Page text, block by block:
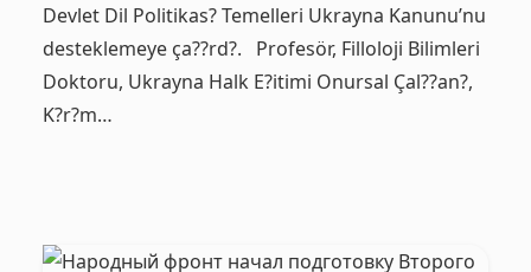
Devlet Dil Politikas? Temelleri Ukrayna Kanunu’nu
desteklemeye ça??rd?. Profesör, Filloloji Bilimleri
Doktoru, Ukrayna Halk E?itimi Onursal Çal??an?,
K?r?m…